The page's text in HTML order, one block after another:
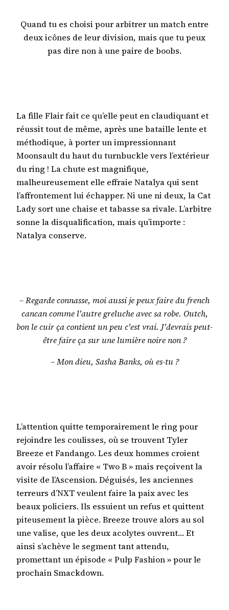
Quand tu es choisi pour arbitrer un match entre
deux icônes de leur division, mais que tu peux
pas dire non à une paire de boobs.
La fille Flair fait ce qu’elle peut en claudiquant et
réussit tout de même, après une bataille lente et
méthodique, à porter un impressionnant
Moonsault du haut du turnbuckle vers l’extérieur
du ring ! La chute est magnifique,
malheureusement elle effraie Natalya qui sent
l’affrontement lui échapper. Ni une ni deux, la Cat
Lady sort une chaise et tabasse sa rivale. L’arbitre
sonne la disqualification, mais qu’importe :
Natalya conserve.
– Regarde connasse, moi aussi je peux faire du french
cancan comme l'autre greluche avec sa robe. Outch,
bon le cuir ça contient un peu c'est vrai. J'devrais peut-
être faire ça sur une lumière noire non ?
– Mon dieu, Sasha Banks, où es-tu ?
L’attention quitte temporairement le ring pour
rejoindre les coulisses, où se trouvent Tyler
Breeze et Fandango. Les deux hommes croient
avoir résolu l’affaire « Two B » mais reçoivent la
visite de l’Ascension. Déguisés, les anciennes
terreurs d’NXT veulent faire la paix avec les
beaux policiers. Ils essuient un refus et quittent
piteusement la pièce. Breeze trouve alors au sol
une valise, que les deux acolytes ouvrent… Et
ainsi s’achève le segment tant attendu,
promettant un épisode « Pulp Fashion » pour le
prochain Smackdown.